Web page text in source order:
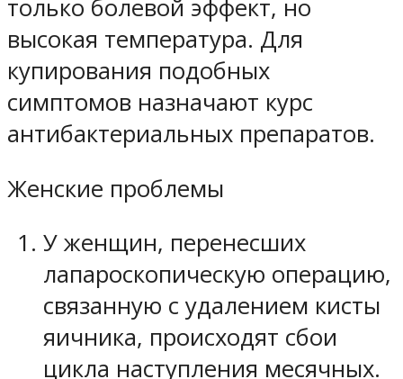
только болевой эффект, но
высокая температура. Для
купирования подобных
симптомов назначают курс
антибактериальных препаратов.
Женские проблемы
У женщин, перенесших
лапароскопическую операцию,
связанную с удалением кисты
яичника, происходят сбои
цикла наступления месячных.